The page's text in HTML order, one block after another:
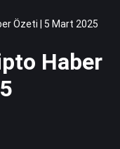
Özeti | 5 Mart 2025
Haber